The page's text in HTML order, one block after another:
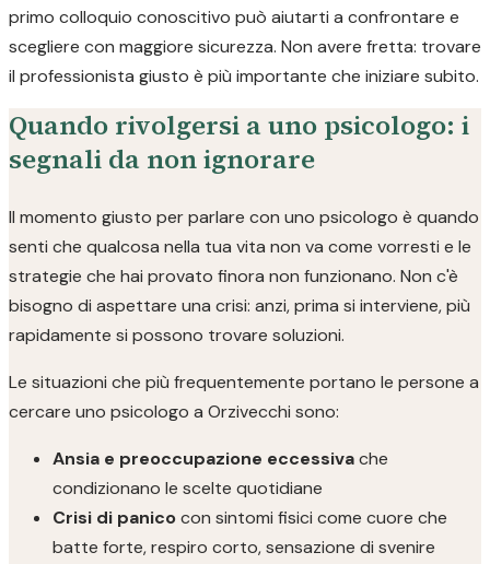
primo colloquio conoscitivo può aiutarti a confrontare e
scegliere con maggiore sicurezza. Non avere fretta: trovare
il professionista giusto è più importante che iniziare subito.
Quando rivolgersi a uno psicologo: i
segnali da non ignorare
Il momento giusto per parlare con uno psicologo è quando
senti che qualcosa nella tua vita non va come vorresti e le
strategie che hai provato finora non funzionano. Non c'è
bisogno di aspettare una crisi: anzi, prima si interviene, più
rapidamente si possono trovare soluzioni.
Le situazioni che più frequentemente portano le persone a
cercare uno psicologo a Orzivecchi sono:
Ansia e preoccupazione eccessivache
condizionano le scelte quotidiane
Crisi di panicocon sintomi fisici come cuore che
batte forte, respiro corto, sensazione di svenire